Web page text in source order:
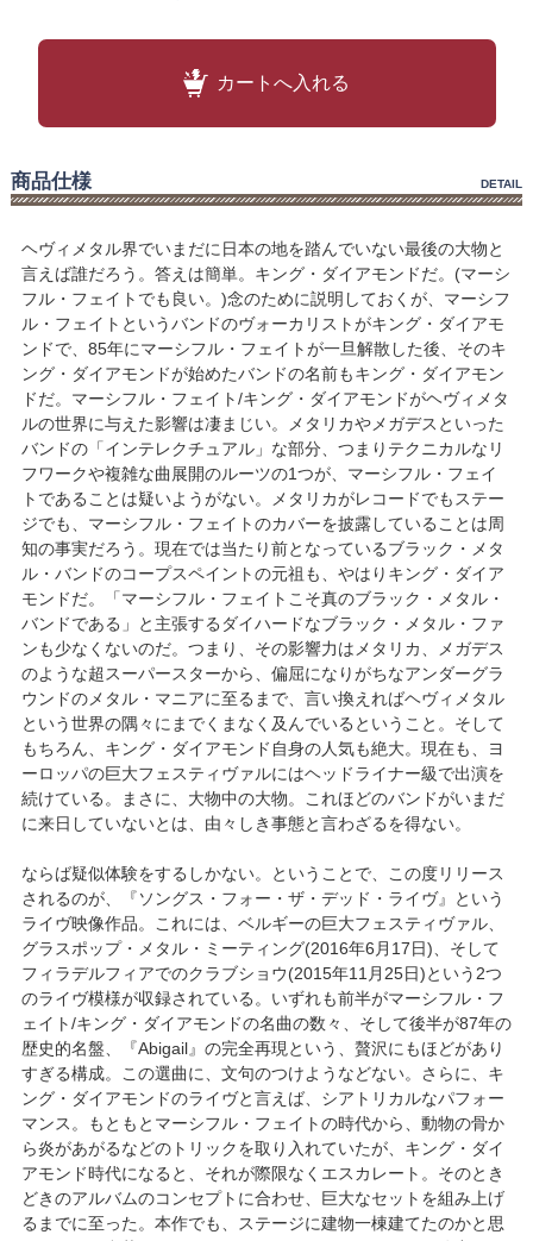
カートへ入れる
商品仕様 DETAIL
ヘヴィメタル界でいまだに日本の地を踏んでいない最後の大物と
言えば誰だろう。答えは簡単。キング・ダイアモンドだ。(マーシ
フル・フェイトでも良い。)念のために説明しておくが、マーシフ
ル・フェイトというバンドのヴォーカリストがキング・ダイアモ
ンドで、85年にマーシフル・フェイトが一旦解散した後、そのキ
ング・ダイアモンドが始めたバンドの名前もキング・ダイアモン
ドだ。マーシフル・フェイト/キング・ダイアモンドがヘヴィメタ
ルの世界に与えた影響は凄まじい。メタリカやメガデスといった
バンドの「インテレクチュアル」な部分、つまりテクニカルなリ
フワークや複雑な曲展開のルーツの1つが、マーシフル・フェイ
トであることは疑いようがない。メタリカがレコードでもステー
ジでも、マーシフル・フェイトのカバーを披露していることは周
知の事実だろう。現在では当たり前となっているブラック・メタ
ル・バンドのコープスペイントの元祖も、やはりキング・ダイア
モンドだ。「マーシフル・フェイトこそ真のブラック・メタル・
バンドである」と主張するダイハードなブラック・メタル・ファ
ンも少なくないのだ。つまり、その影響力はメタリカ、メガデス
のような超スーパースターから、偏屈になりがちなアンダーグラ
ウンドのメタル・マニアに至るまで、言い換えればヘヴィメタル
という世界の隅々にまでくまなく及んでいるということ。そして
もちろん、キング・ダイアモンド自身の人気も絶大。現在も、ヨ
ーロッパの巨大フェスティヴァルにはヘッドライナー級で出演を
続けている。まさに、大物中の大物。これほどのバンドがいまだ
に来日していないとは、由々しき事態と言わざるを得ない。
ならば疑似体験をするしかない。ということで、この度リリース
されるのが、『ソングス・フォー・ザ・デッド・ライヴ』という
ライヴ映像作品。これには、ベルギーの巨大フェスティヴァル、
グラスポップ・メタル・ミーティング(2016年6月17日)、そして
フィラデルフィアでのクラブショウ(2015年11月25日)という2つ
のライヴ模様が収録されている。いずれも前半がマーシフル・フ
ェイト/キング・ダイアモンドの名曲の数々、そして後半が87年の
歴史的名盤、『Abigail』の完全再現という、贅沢にもほどがあり
すぎる構成。この選曲に、文句のつけようなどない。さらに、キ
ング・ダイアモンドのライヴと言えば、シアトリカルなパフォー
マンス。もともとマーシフル・フェイトの時代から、動物の骨か
ら炎があがるなどのトリックを取り入れていたが、キング・ダイ
アモンド時代になると、それが際限なくエスカレート。そのとき
どきのアルバムのコンセプトに合わせ、巨大なセットを組み上げ
るまでに至った。本作でも、ステージに建物一棟建てたのかと思